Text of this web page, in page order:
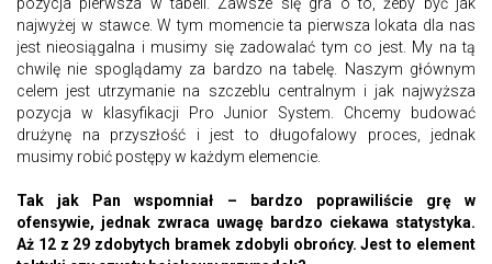
pozycja pierwsza w tabeli. Zawsze się gra o to, żeby być jak
najwyżej w stawce. W tym momencie ta pierwsza lokata dla nas
jest nieosiągalna i musimy się zadowalać tym co jest. My na tą
chwilę nie spoglądamy za bardzo na tabelę. Naszym głównym
celem jest utrzymanie na szczeblu centralnym i jak najwyższa
pozycja w klasyfikacji Pro Junior System. Chcemy budować
drużynę na przyszłość i jest to długofalowy proces, jednak
musimy robić postępy w każdym elemencie.
Tak jak Pan wspomniał – bardzo poprawiliście grę w
ofensywie, jednak zwraca uwagę bardzo ciekawa statystyka.
Aż 12 z 29 zdobytych bramek zdobyli obrońcy. Jest to element